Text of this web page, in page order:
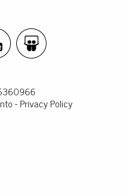
-Privacy Policy